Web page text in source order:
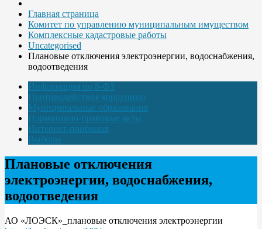
Главная страница
Комитет по управлению муниципальным имуществом
Комплексные кадастровые работы
Uncategorised
Плановые отключения электроэнергии, водоснабжения,
водоотведения
Информация по 8-ФЗ
Противодействие коррупции
Муниципальные образования
Нормативно-правовые акты
Интернет-приёмная
Выборы
Плановые отключения
электроэнергии, водоснабжения,
водоотведения
АО «ЛОЭСК»_плановые отключения электроэнергии